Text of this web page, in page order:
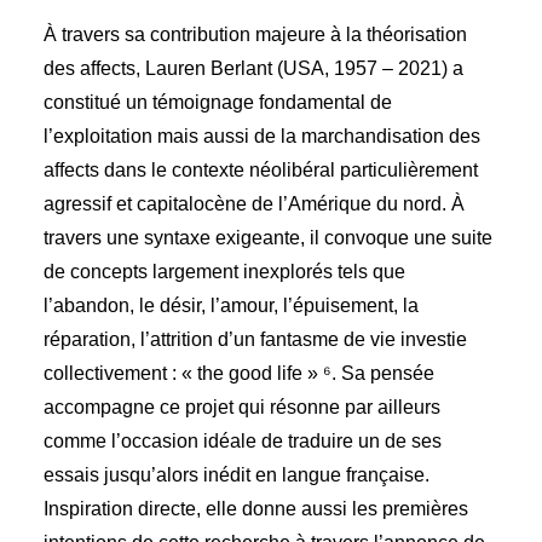
À travers sa contribution majeure à la théorisation
des affects, Lauren Berlant (USA, 1957 – 2021) a
constitué un témoignage fondamental de
l’exploitation mais aussi de la marchandisation des
affects dans le contexte néolibéral particulièrement
agressif et capitalocène de l’Amérique du nord. À
travers une syntaxe exigeante, il convoque une suite
de concepts largement inexplorés tels que
l’abandon, le désir, l’amour, l’épuisement, la
réparation, l’attrition d’un fantasme de vie investie
collectivement : « the good life » ⁶. Sa pensée
accompagne ce projet qui résonne par ailleurs
comme l’occasion idéale de traduire un de ses
essais jusqu’alors inédit en langue française.
Inspiration directe, elle donne aussi les premières